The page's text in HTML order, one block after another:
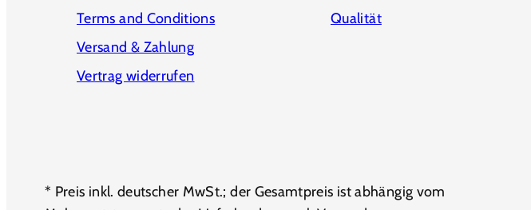
Terms and Conditions
Versand & Zahlung
Vertrag widerrufen
Qualität
* Preis inkl. deutscher MwSt.; der Gesamtpreis ist abhängig vom